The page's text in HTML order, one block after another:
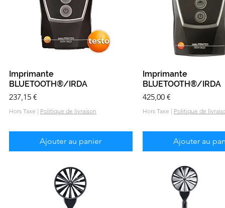
Aperçu rapide
Imprimante
BLUETOOTH®/IRDA
Prix
237,15 €
Hors Taxe | Politique de livraison
Ajouter au panier
Aperçu
Imprimante
BLUETOOTH®/IRDA
Prix
425,00 €
Hors Taxe | Politique de
Ajouter au